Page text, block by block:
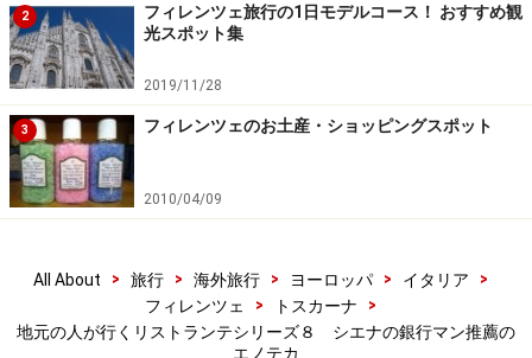
2
フィレンツェ旅行の1日モデルコース！ おすすめ観
光スポット集
2019/11/28
3 フィレンツェのお土産・ショッピングスポット
2010/04/09
All About > 旅行 > 海外旅行 > ヨーロッパ > イタリア
>
フィレンツェ
> トスカーナ
>
地元の人が行くリストランテシリーズ８ シエナの銀行マン推薦の
エノテカ